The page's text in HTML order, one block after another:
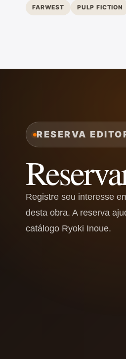
FARWEST PULP FICTION
RESERVA
Registre seu interesse
desta obra. A reserva
catálogo Ryoki Inoue.